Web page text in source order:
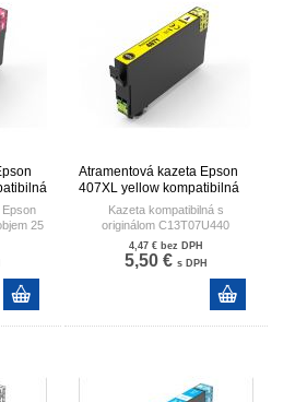
25
Atramentová kazeta Epson
407XL yellow kompatibilná
Kazeta kompatibilná s
originálom C13T07U440
407XL objem 25 ml
EPSON WORKFORCE WF-
4745, EPSON WORKFORCE
4,47 € bez DPH
5,50 € s DPH